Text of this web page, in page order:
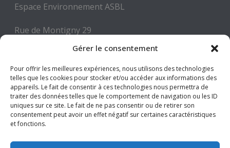
Gérer le consentement
Pour offrir les meilleures expériences, nous utilisons des technologies
telles que les cookies pour stocker et/ou accéder aux informations des
appareils. Le fait de consentir à ces technologies nous permettra de
traiter des données telles que le comportement de navigation ou les ID
uniques sur ce site. Le fait de ne pas consentir ou de retirer son
consentement peut avoir un effet négatif sur certaines caractéristiques
et fonctions.
Espace Environnement ASBL
Rue de Montigny 29
6000 CHARLEROI
Tél: +32 71 300 300
Mail: info@espace-environnement.be
TVA BE 0416.116.340